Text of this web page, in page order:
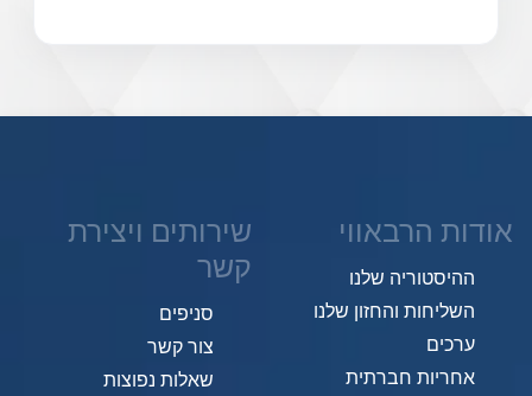
אודות הרבאווי
ההיסטוריה שלנו
השליחות והחזון שלנו
ערכים
אחריות חברתית
שירותים ויצירת
קשר
סניפים
צור קשר
שאלות נפוצות